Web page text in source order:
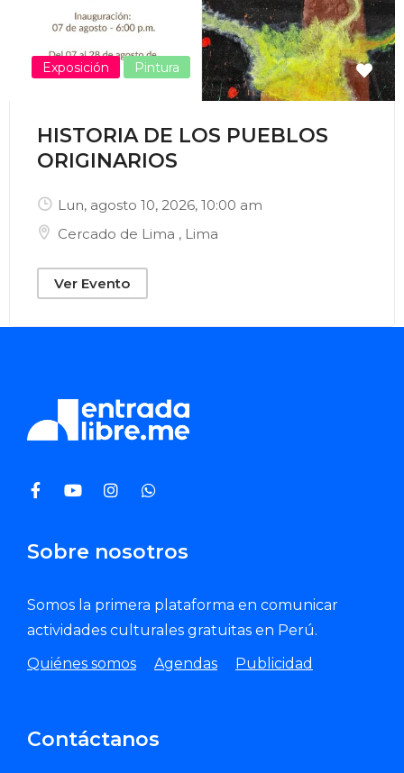
Exposición Pintura
HISTORIA DE LOS PUEBLOS
ORIGINARIOS
Lun, agosto 10, 2026, 10:00 am
Cercado de Lima , Lima
Ver Evento
Sobre nosotros
Somos la primera plataforma en comunicar
actividades culturales gratuitas en Perú.
Quiénes somos
Agendas Publicidad
Contáctanos